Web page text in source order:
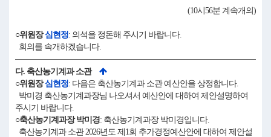
(10시56분 계속개의)
○위원장심현정: 의석을 정돈해 주시기 바랍니다.
회의를 속개하겠습니다.
다. 축산농기계과 소관
○위원장심현정: 다음은 축산농기계과 소관 예산안을 상정합니다.
박미경 축산농기계과장님 나오셔서 예산안에 대하여 제안설명하여
주시기 바랍니다.
○축산농기계과장 박미경: 축산농기계과장 박미경입니다.
축산농기계과 소관 2026년도 제1회 추가경정예산안에 대하여 제안설